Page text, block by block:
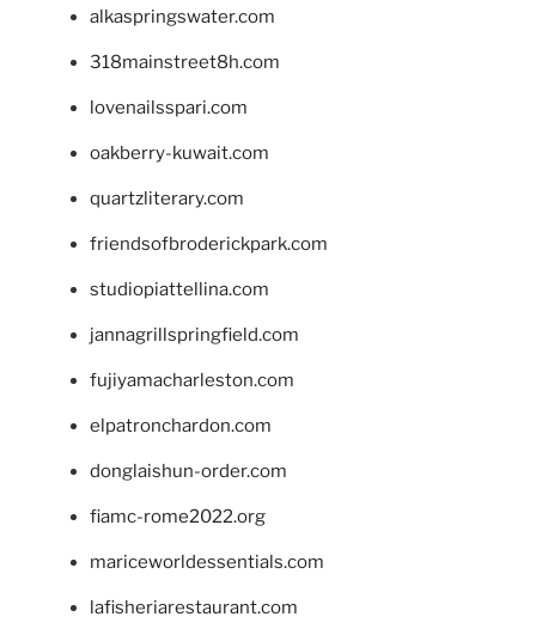
alkaspringswater.com
318mainstreet8h.com
lovenailsspari.com
oakberry-kuwait.com
quartzliterary.com
friendsofbroderickpark.com
studiopiattellina.com
jannagrillspringfield.com
fujiyamacharleston.com
elpatronchardon.com
donglaishun-order.com
fiamc-rome2022.org
mariceworldessentials.com
lafisheriarestaurant.com